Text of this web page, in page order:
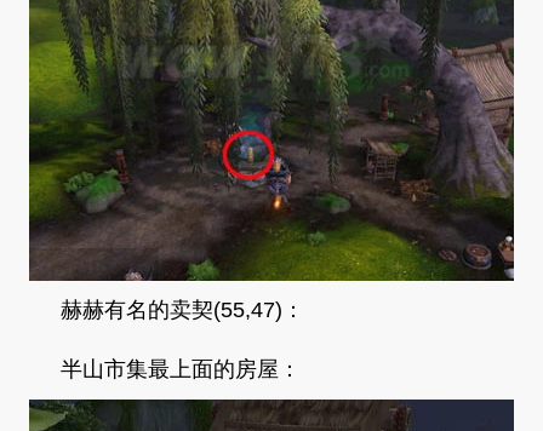
赫赫有名的卖契(55,47)：
半山市集最上面的房屋：